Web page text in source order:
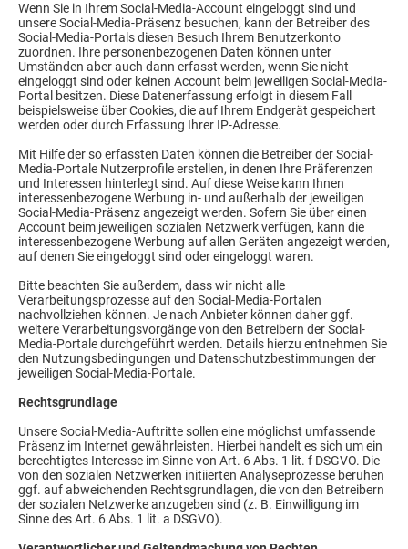
Wenn Sie in Ihrem Social-Media-Account eingeloggt sind und
unsere Social-Media-Präsenz besuchen, kann der Betreiber des
Social-Media-Portals diesen Besuch Ihrem Benutzerkonto
zuordnen. Ihre personenbezogenen Daten können unter
Umständen aber auch dann erfasst werden, wenn Sie nicht
eingeloggt sind oder keinen Account beim jeweiligen Social-Media-
Portal besitzen. Diese Datenerfassung erfolgt in diesem Fall
beispielsweise über Cookies, die auf Ihrem Endgerät gespeichert
werden oder durch Erfassung Ihrer IP-Adresse.
Mit Hilfe der so erfassten Daten können die Betreiber der Social-
Media-Portale Nutzerprofile erstellen, in denen Ihre Präferenzen
und Interessen hinterlegt sind. Auf diese Weise kann Ihnen
interessenbezogene Werbung in- und außerhalb der jeweiligen
Social-Media-Präsenz angezeigt werden. Sofern Sie über einen
Account beim jeweiligen sozialen Netzwerk verfügen, kann die
interessenbezogene Werbung auf allen Geräten angezeigt werden,
auf denen Sie eingeloggt sind oder eingeloggt waren.
Bitte beachten Sie außerdem, dass wir nicht alle
Verarbeitungsprozesse auf den Social-Media-Portalen
nachvollziehen können. Je nach Anbieter können daher ggf.
weitere Verarbeitungsvorgänge von den Betreibern der Social-
Media-Portale durchgeführt werden. Details hierzu entnehmen Sie
den Nutzungsbedingungen und Datenschutzbestimmungen der
jeweiligen Social-Media-Portale.
Rechtsgrundlage
Unsere Social-Media-Auftritte sollen eine möglichst umfassende
Präsenz im Internet gewährleisten. Hierbei handelt es sich um ein
berechtigtes Interesse im Sinne von Art. 6 Abs. 1 lit. f DSGVO. Die
von den sozialen Netzwerken initiierten Analyseprozesse beruhen
ggf. auf abweichenden Rechtsgrundlagen, die von den Betreibern
der sozialen Netzwerke anzugeben sind (z. B. Einwilligung im
Sinne des Art. 6 Abs. 1 lit. a DSGVO).